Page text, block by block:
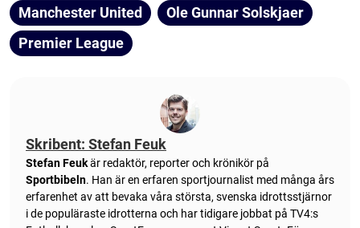
Manchester United
Ole Gunnar Solskjaer
Premier League
Skribent: Stefan Feuk
Stefan Feukär redaktör, reporter och krönikör på
Sportbibeln. Han är en erfaren sportjournalist med många års
erfarenhet av att bevaka våra största, svenska idrottsstjärnor
i de populäraste idrotterna och har tidigare jobbat på TV4:s